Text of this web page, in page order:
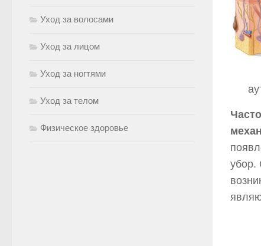
убор.
Уход за волосами
Уход за лицом
Уход за ногтями
Уход за телом
Физическое здоровье